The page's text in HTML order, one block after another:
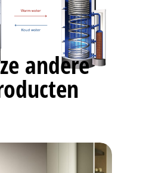
andere